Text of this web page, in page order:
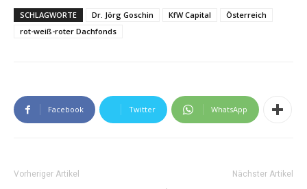
SCHLAGWORTE Dr. Jörg Goschin KfW Capital
Österreich
rot-weiß-roter Dachfonds
Facebook Twitter WhatsApp
Vorheriger Artikel Nächster Artikel